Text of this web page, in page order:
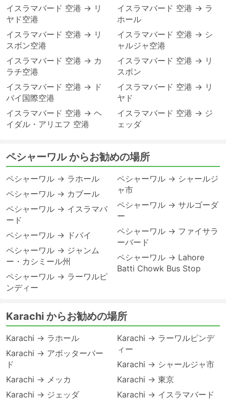
イスラマバード 空港 → リ
ヤド空港
イスラマバード 空港 → リ
スボン空港
イスラマバード 空港 → カ
ラチ空港
イスラマバード 空港 → ド
バイ国際空港
イスラマバード 空港 → ヘ
イダル・アリエフ 空港
イスラマバード 空港 → ラ
ホール
イスラマバード 空港 → シ
ャルジャ空港
イスラマバード 空港 → リ
スボン
イスラマバード 空港 → リ
ヤド
イスラマバード 空港 → ジ
ェッダ
ペシャーワル からお勧めの場所
ペシャーワル → ラホール
ペシャーワル → カブール
ペシャーワル → イスラマバ
ード
ペシャーワル → ドバイ
ペシャーワル → ジャンム
ー・カシミール州
ペシャーワル → ラーワルピ
ンディー
ペシャーワル → シャールジ
ャ市
ペシャーワル → サルゴーダ
ー
ペシャーワル → ファイサラ
ーバード
ペシャーワル → Lahore
Batti Chowk Bus Stop
Karachi からお勧めの場所
Karachi → ラホール
Karachi → アボッターバー
ド
Karachi → メッカ
Karachi → ジェッダ
Karachi → ラーワルピンデ
ィー
Karachi → シャールジャ市
Karachi → 東京
Karachi → イスラマバード